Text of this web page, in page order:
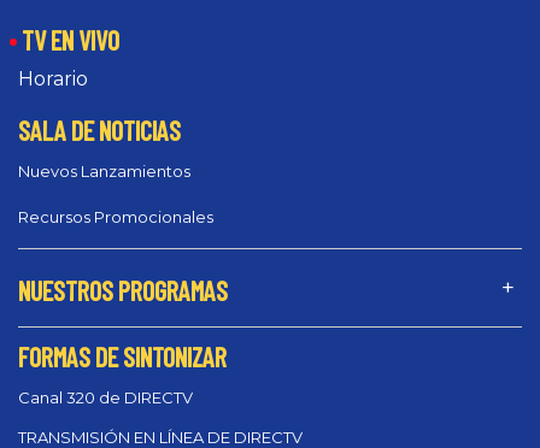
TV EN VIVO
Horario
SALA DE NOTICIAS
Nuevos Lanzamientos
Recursos Promocionales
NUESTROS PROGRAMAS
FORMAS DE SINTONIZAR
Canal 320 de DIRECTV
TRANSMISIÓN EN LÍNEA DE DIRECTV